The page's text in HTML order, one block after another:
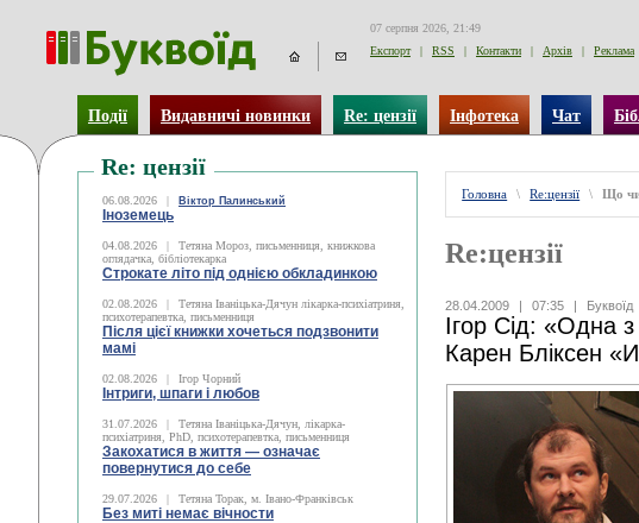
07 серпня 2026, 21:49
Експорт
| RSS | Контакти | Архів | Реклама
Події Видавничі новинки Re: цензії Інфотека Чат
Re: цензії
06.08.2026 | Віктор Палинський
Іноземець
04.08.2026 |
Тетяна Мороз, письменниця, книжкова
оглядачка, бібліотекарка
Строкате літо під однією обкладинкою
02.08.2026 |
Тетяна Іваніцька-Дячун лікарка-психіатриня,
психотерапевтка, письменниця
Після цієї книжки хочеться подзвонити
мамі
02.08.2026 | Ігор Чорний
Інтриги, шпаги і любов
31.07.2026 |
Тетяна Іваніцька-Дячун, лікарка-
психіатриня, PhD, психотерапевтка, письменниця
Закохатися в життя — означає
повернутися до себе
29.07.2026 | Тетяна Торак, м. Івано-Франківськ
Без миті немає вічности
Головна \ Re:цензії \ Що
Re:цензії
28.04.2009 | 07:35 | Буквоїд
Ігор Сід: «Одна
Карен Бліксен